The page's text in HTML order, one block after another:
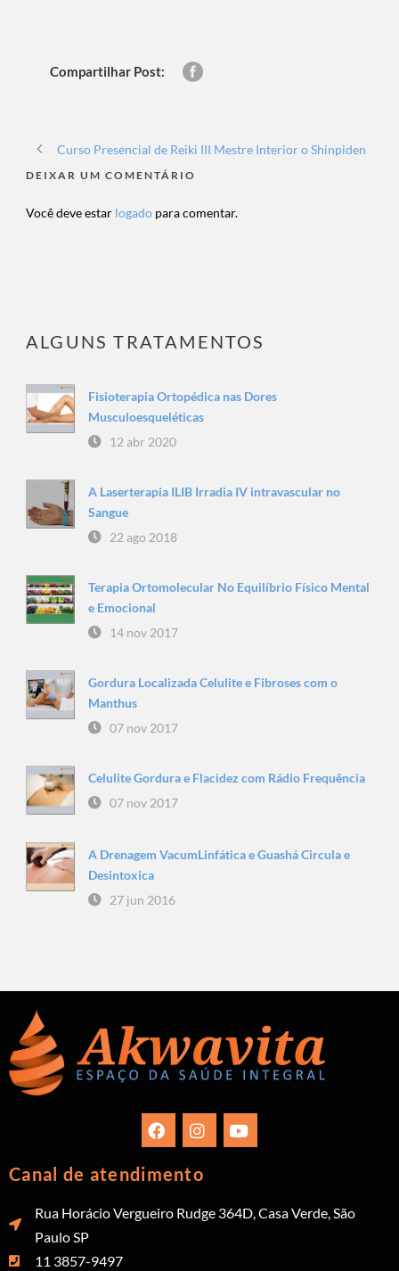
Compartilhar Post:
Curso Presencial de Reiki III Mestre Interior o Shinpiden
DEIXAR UM COMENTÁRIO
Você deve estar logado para comentar.
ALGUNS TRATAMENTOS
Fisioterapia Ortopédica nas Dores
Musculoesqueléticas
12 abr 2020
A Laserterapia ILIB Irradia IV intravascular no
Sangue
22 ago 2018
Terapia Ortomolecular No Equilíbrio Físico Mental
e Emocional
14 nov 2017
Gordura Localizada Celulite e Fibroses com o
Manthus
07 nov 2017
Celulite Gordura e Flacidez com Rádio Frequência
07 nov 2017
A Drenagem VacumLinfática e Guashá Circula e
Desintoxica
27 jun 2016
Canal de atendimento
Rua Horácio Vergueiro Rudge 364D, Casa Verde, São
Paulo SP
11 3857-9497